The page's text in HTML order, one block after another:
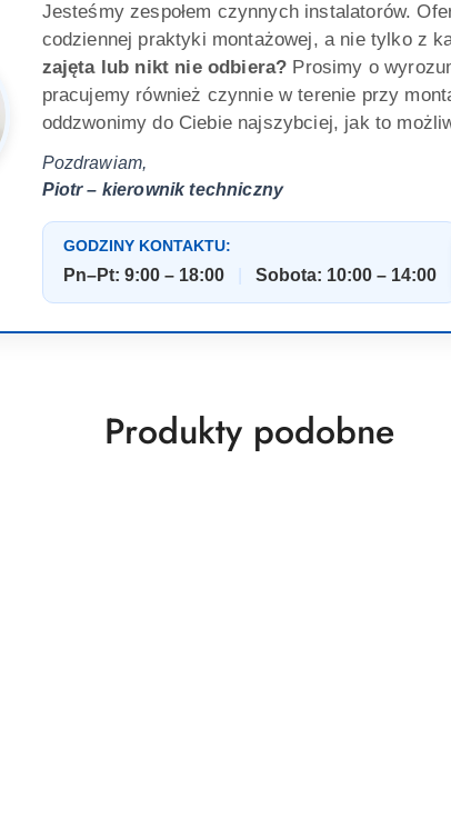
Jesteśmy zespołem czynnych instalatorów.
codziennej praktyki montażowej, a nie tylko z
zajęta lub nikt nie odbiera? Prosimy o
pracujemy również czynnie w terenie przy
oddzwonimy do Ciebie najszybciej, jak to
Pozdrawiam,
Piotr – kierownik techniczny
GODZINY KONTAKTU:
Pn–Pt: 9:00 – 18:00 Sobota: 10:00 – 14:00
Produkty
Produkty podobne